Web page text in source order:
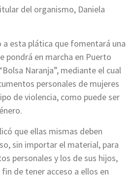
del organismo, Daniela
a esta plática que fomentará una
pondrá en marcha en Puerto
Naranja”, mediante el cual
personales de mujeres
de violencia, como puede ser
que ellas mismas deben
sin importar el material, para
personales y los de sus hijos,
de tener acceso a ellos en